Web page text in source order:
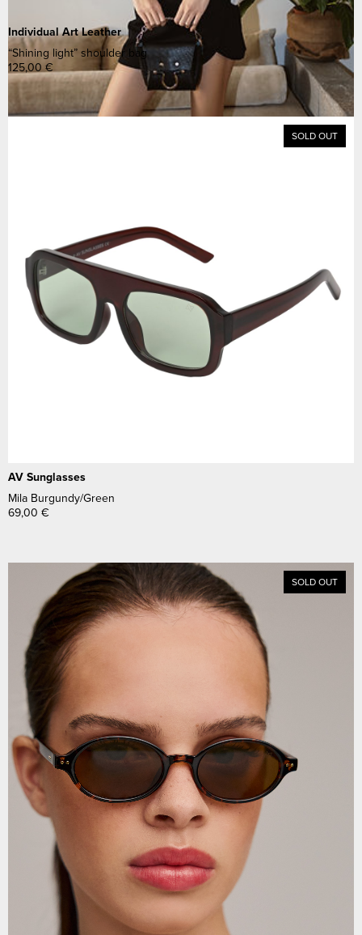
Individual Art Leather
“Shining light” shoulder bag
125,00€
AV Sunglasses
Mila Burgundy/Green
69,00 €
SOLD OUT
SOLD OUT